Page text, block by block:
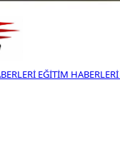
EĞITIM HABERLERI